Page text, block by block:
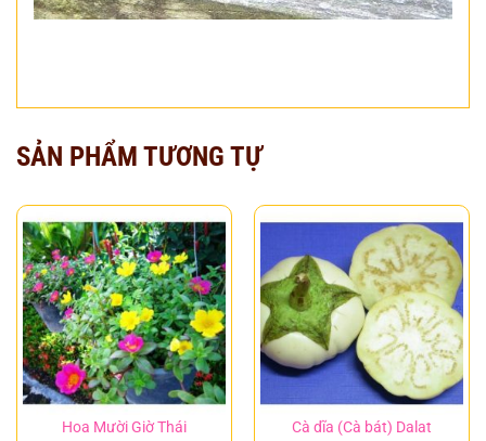
SẢN PHẨM TƯƠNG TỰ
Hoa Mười Giờ Thái Cà dĩa (Cà bát) Dalat